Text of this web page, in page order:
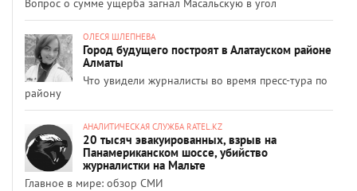
Вопрос о сумме ущерба загнал Масальскую в угол
ОЛЕСЯ ШЛЕПНЕВА
Город будущего построят в Алатауском районе
Алматы
Что увидели журналисты во время пресс-тура по
району
АНАЛИТИЧЕСКАЯ СЛУЖБА RATEL.KZ
20 тысяч эвакуированных, взрыв на
Панамериканском шоссе, убийство
журналистки на Мальте
Главное в мире: обзор СМИ